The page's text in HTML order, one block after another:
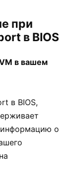
при
в BIOS
в вашем
в BIOS,
о